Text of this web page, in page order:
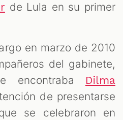
de Lula en su primer
en marzo de 2010
del gabinete,
encontraba
Dilma
de presentarse
se celebraron en